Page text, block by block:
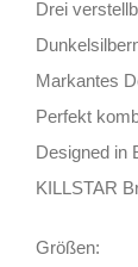
Drei
Markantes
Perfekt
Designed in
KILLSTAR
Größen: